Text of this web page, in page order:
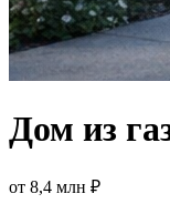
Дом из
от 8,4 млн ₽